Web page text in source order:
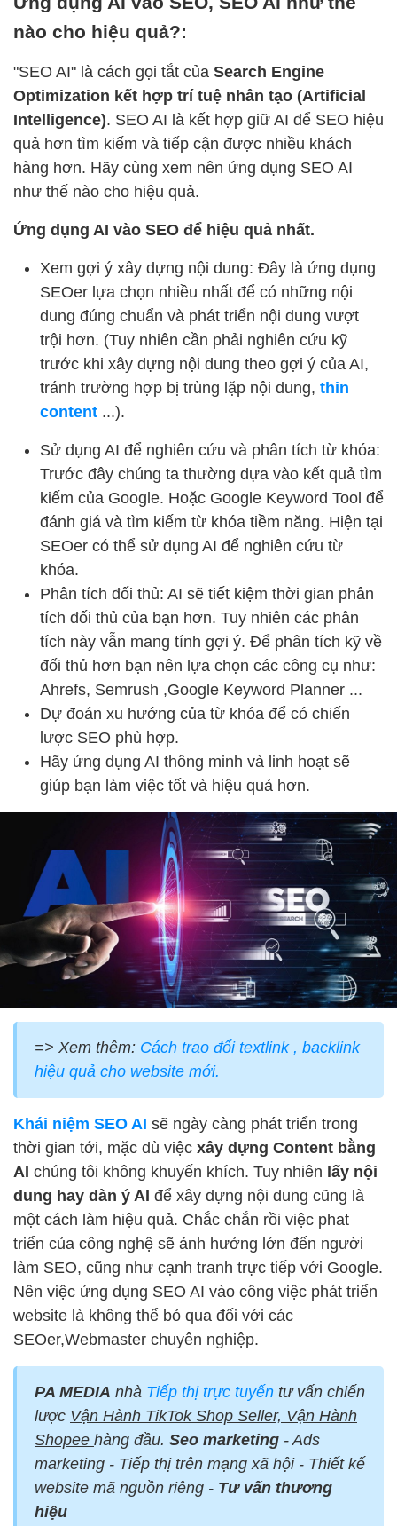
nào cho hiệu quả?:
"SEO AI" là cách gọi tắt của Search Engine
Optimization kết hợp trí tuệ nhân tạo (Artificial
Intelligence). SEO AI là kết hợp giữ AI để SEO hiệu
quả hơn tìm kiếm và tiếp cận được nhiều khách
hàng hơn. Hãy cùng xem nên ứng dụng SEO AI
như thế nào cho hiệu quả.
Ứng dụng AI vào SEO để hiệu quả nhất.
Xem gợi ý xây dựng nội dung: Đây là ứng dụng
SEOer lựa chọn nhiều nhất để có những nội
dung đúng chuẩn và phát triển nội dung vượt
trội hơn. (Tuy nhiên cần phải nghiên cứu kỹ
trước khi xây dựng nội dung theo gợi ý của AI,
tránh trường hợp bị trùng lặp nội dung, thin
content ...).
Sử dụng AI để nghiên cứu và phân tích từ khóa:
Trước đây chúng ta thường dựa vào kết quả tìm
kiếm của Google. Hoặc Google Keyword Tool để
đánh giá và tìm kiếm từ khóa tiềm năng. Hiện tại
SEOer có thể sử dụng AI để nghiên cứu từ
khóa.
Phân tích đối thủ: AI sẽ tiết kiệm thời gian phân
tích đối thủ của bạn hơn. Tuy nhiên các phân
tích này vẫn mang tính gợi ý. Để phân tích kỹ về
đối thủ hơn bạn nên lựa chọn các công cụ như:
Ahrefs, Semrush ,Google Keyword Planner ...
Dự đoán xu hướng của từ khóa để có chiến
lược SEO phù hợp.
Hãy ứng dụng AI thông minh và linh hoạt sẽ
giúp bạn làm việc tốt và hiệu quả hơn.
=> Xem thêm: Cách trao đổi textlink , backlink
hiệu quả cho website mới.
Khái niệm SEO AI sẽ ngày càng phát triển trong
thời gian tới, mặc dù việc xây dựng Content bằng
AI chúng tôi không khuyến khích. Tuy nhiên lấy nội
dung hay dàn ý AI để xây dựng nội dung cũng là
một cách làm hiệu quả. Chắc chắn rồi việc phat
triển của công nghệ sẽ ảnh hưởng lớn đến người
làm SEO, cũng như cạnh tranh trực tiếp với Google.
Nên việc ứng dụng SEO AI vào công việc phát triển
website là không thể bỏ qua đối với các
SEOer,Webmaster chuyên nghiệp.
PA MEDIA nhà Tiếp thị trực tuyến tư vấn chiến
lược Vận Hành TikTok Shop Seller, Vận Hành
Shopee hàng đầu. Seo marketing - Ads
marketing - Tiếp thị trên mạng xã hội - Thiết kế
website mã nguồn riêng - Tư vấn thương
hiệu